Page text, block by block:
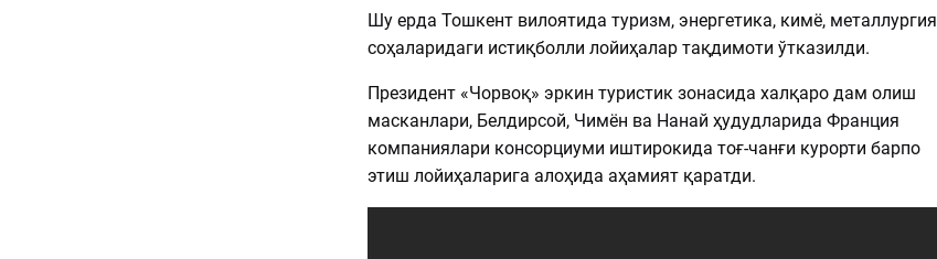
Шу ерда Тошкент вилоятида туризм, энергетика, кимё, металлургия
соҳаларидаги истиқболли лойиҳалар тақдимоти ўтказилди.
Президент «Чорвоқ» эркин туристик зонасида халқаро дам олиш
масканлари, Белдирсой, Чимён ва Нанай ҳудудларида Франция
компаниялари консорциуми иштирокида тоғ-чанғи курорти барпо
этиш лойиҳаларига алоҳида аҳамият қаратди.